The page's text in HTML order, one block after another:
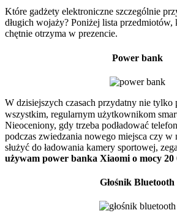
Które gadżety elektroniczne szczególnie
długich wojaży? Poniżej lista
chętnie otrzyma w prezencie.
Power bank
W dzisiejszych czasach przydatny nie tylko
wszystkim, regularnym użytkownikom
Nieoceniony, gdy trzeba podładować
podczas zwiedzania nowego miejsca czy w
służyć do ładowania kamery sportowej,
używam power banka Xiaomi o mocy 20
Głośnik Bluetooth